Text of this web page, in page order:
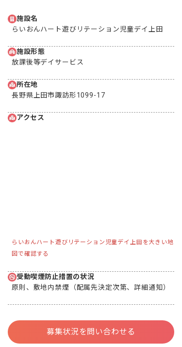
施設名
らいおんハート遊びリテーション児童デイ上田
施設形態
放課後等デイサービス
所在地
長野県上田市諏訪形1099-17
アクセス
らいおんハート遊びリテーション児童デイ上田を大きい地
図で確認する
受動喫煙防止措置の状況
原則、敷地内禁煙（配属先決定次第、詳細通知）
募集状況を問い合わせる